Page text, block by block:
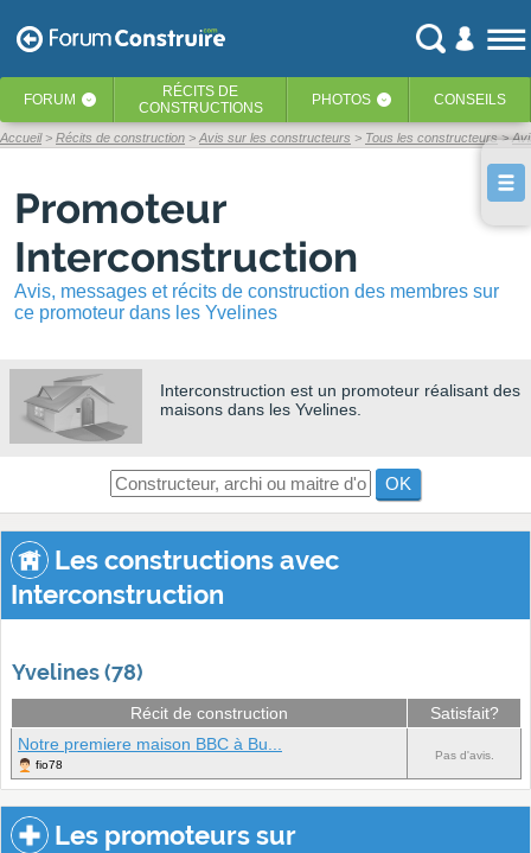
FORUM ‹ RÉCITS DE
CONSTRUCTIONS
PHOTOS ‹ CONSEILS
Accueil Récits de construction Avis sur les constructeurs Tous les constructeurs
Promoteur
Interconstruction
Avis, messages et récits de construction des membres sur
ce promoteur dans les Yvelines
Interconstruction est un promoteur réalisant des
maisons dans les Yvelines.
OK
Les constructions avec
Interconstruction
Yvelines (78)
Récit de construction
Satisfait?
Notre premiere maison BBC à Bu...
fio78
Pas d'avis.
Les promoteurs sur